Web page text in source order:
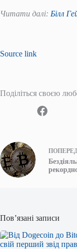
Читати далі: Білл
Source link
Поділіться своєю
Пов’язані записи